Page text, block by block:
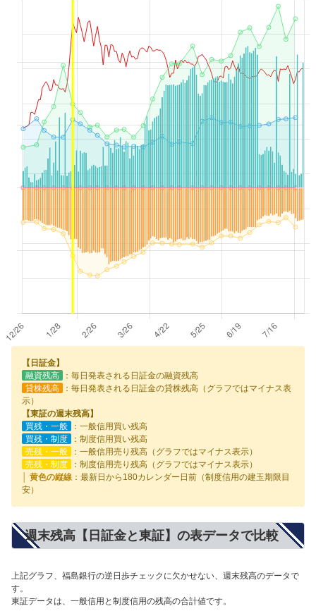
【日証金】
融資残高
：毎日発表される日証金の融資残高
貸株残高
：毎日発表される日証金の貸株残高（グラフではマイナス表
示）
【東証の週末残高】
買残・一般
：一般信用買い残高
買残・制度
：制度信用買い残高
売残・一般
：一般信用売り残高（グラフではマイナス表示）
売残・制度
：制度信用売り残高（グラフではマイナス表示）
│ 黄色の縦線 ：最新日から180カレンダー日前（制度信用の建玉期限目
安）
週末残高【日証金と東証】の表データで比較
上記グラフ、福島銀行の逆日歩チェックに欠かせない、週末残高のデータで
す。
東証データは、一般信用と制度信用の残高の合計値です。